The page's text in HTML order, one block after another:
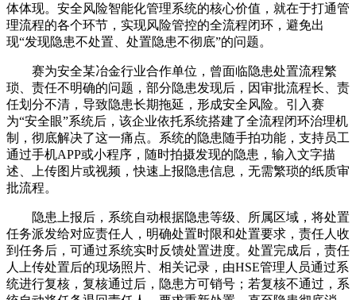
体体现。安全风险智能化管理系统的核心价值，就在于打通管
理流程的各个环节，实现风险管控的全流程闭环，避免出
现“发现隐患不处置、处置隐患不彻底”的问题。
赛为安全某冶金行业合作单位，曾面临隐患处置流程繁
琐、责任不明确的问题，部分隐患发现后，因审批流程长、责
任划分不清，导致隐患长期拖延，形成安全风险。引入赛
为“安全眼”系统后，该企业依托系统搭建了全流程闭环治理机
制，彻底解决了这一痛点。系统的隐患随手拍功能，支持员工
通过手机APP或小程序，随时拍摄发现的隐患，输入文字描
述、上传图片或视频，快速上报隐患信息，无需繁琐的纸质审
批流程。
隐患上报后，系统自动根据隐患等级、所属区域，将处置
任务派发给对应责任人，明确处置时限和处置要求，责任人收
到任务后，可通过系统实时反馈处置进度。处置完成后，责任
人上传处置后的现场照片、相关记录，由HSE管理人员通过系
统进行复核，复核通过后，隐患方可销号；若复核不通过，系